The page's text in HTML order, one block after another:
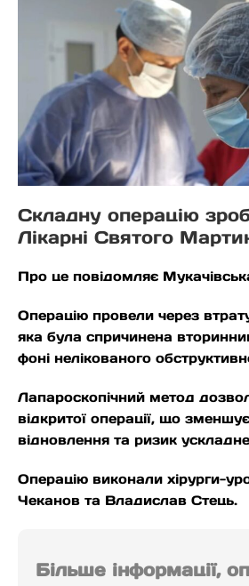
Складну операцію
Лікарні Святого
Про це повідомляє
Операцію провели через
яка була спричинена
фоні нелікованого
Лапароскопічний метод
відкритої операції, що
відновлення та ризик
Операцію виконали хірурги-
Чеканов та Владислав Стець.
Більше інформації,